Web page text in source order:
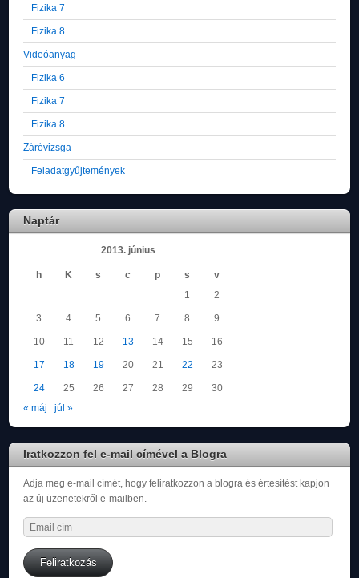
Fizika 7
Fizika 8
Videóanyag
Fizika 6
Fizika 7
Fizika 8
Záróvizsga
Feladatgyűjtemények
Naptár
2013. június
h K s c p s
v
1
2
3 4 5 6 7 8 9
10 11 12 13 14 15 16
17 18 19 20 21 22 23
24 25 26 27 28 29
30
« máj
júl »
Iratkozzon fel e-mail címével a Blogra
Adja meg e-mail címét, hogy feliratkozzon a blogra és értesítést kapjon
az új üzenetekről e-mailben.
Email
cím
Feliratkozás